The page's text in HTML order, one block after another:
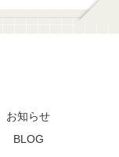
お知らせ
BLOG